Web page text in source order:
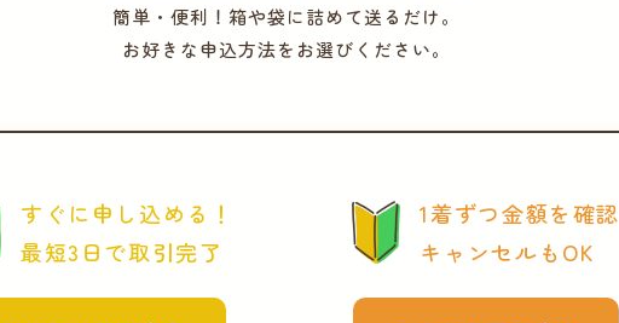
簡単・便利！箱や袋に詰めて送るだけ。
お好きな申込方法をお選びください。
すぐに申し込める！
最短3日で取引完了
1着ずつ金額を確認
キャンセルもOK